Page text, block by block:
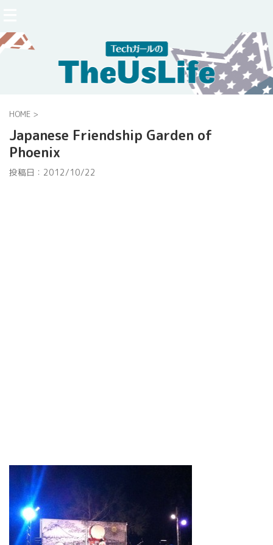
HOME >
Japanese Friendship Garden of
Phoenix
投稿日： 2012/10/22